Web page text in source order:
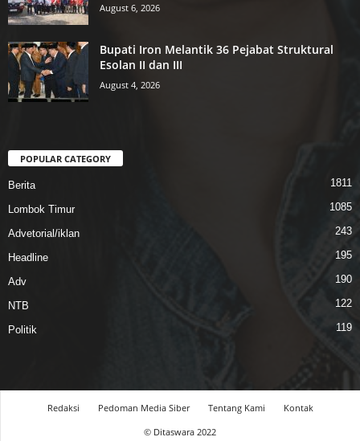
August 6, 2026
Bupati Iron Melantik 36 Pejabat Struktural
Esolan II dan III
August 4, 2026
POPULAR CATEGORY
Berita 1811
Lombok Timur 1085
Advetorial/iklan 243
Headline 195
Adv 190
NTB 122
Politik 119
Redaksi Pedoman Media Siber Tentang Kami
Kontak
© Ditaswara 2022